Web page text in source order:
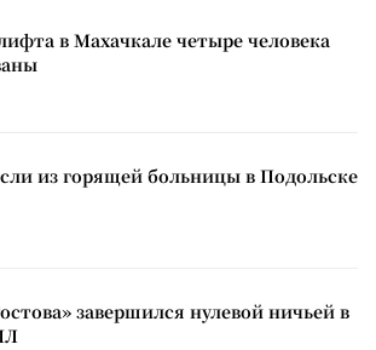
в Махачкале четыре человека
из горящей больницы в Подольске
завершился нулевой ничьей в